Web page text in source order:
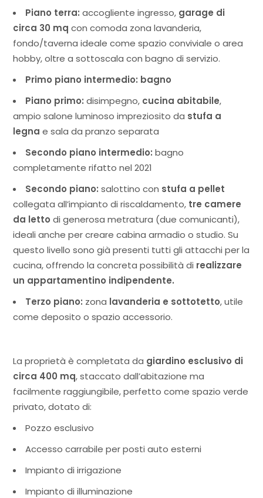
Piano terra:accogliente ingresso, garage di
circa 30 mq con comoda zona lavanderia,
fondo/taverna ideale come spazio conviviale o area
hobby, oltre a sottoscala con bagno di servizio.
Primo piano intermedio: bagno
Piano primo:disimpegno, cucina abitabile,
ampio salone luminoso impreziosito da stufa a
legna e sala da pranzo separata
Secondo piano intermedio:bagno
completamente rifatto nel 2021
Secondo piano:salottino con stufa a pellet
collegata all’impianto di riscaldamento, tre camere
da letto di generosa metratura (due comunicanti),
ideali anche per creare cabina armadio o studio. Su
questo livello sono già presenti tutti gli attacchi per la
cucina, offrendo la concreta possibilità di realizzare
un appartamentino indipendente.
Terzo piano: zona lavanderia e sottotetto, utile
come deposito o spazio accessorio.
La proprietà è completata da giardino esclusivo di
circa 400 mq, staccato dall’abitazione ma
facilmente raggiungibile, perfetto come spazio verde
privato, dotato di:
Pozzo esclusivo
Accesso carrabile per posti auto esterni
Impianto di irrigazione
Impianto di illuminazione